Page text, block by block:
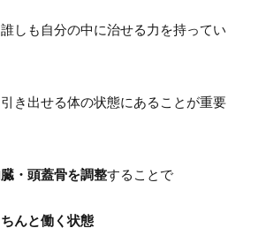
しも自分の中に治せる力を持ってい
き出せる体の状態にあることが重要
・頭蓋骨を調整することで
んと働く状態